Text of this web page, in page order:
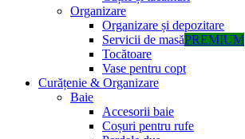
Organizare
Organizare și depozitare
Servicii de masăPREMIUM
Tocătoare
Vase pentru copt
Curățenie & Organizare
Baie
Accesorii baie
Coșuri pentru rufe